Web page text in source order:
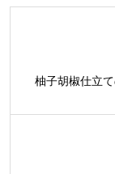
柚子胡椒仕立